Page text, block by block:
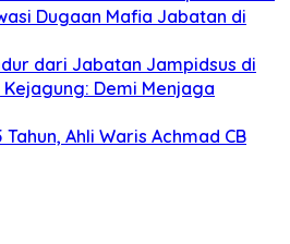
Dugaan Mafia Jabatan di
dari Jabatan Jampidsus di
Demi Menjaga
Ahli Waris Achmad CB